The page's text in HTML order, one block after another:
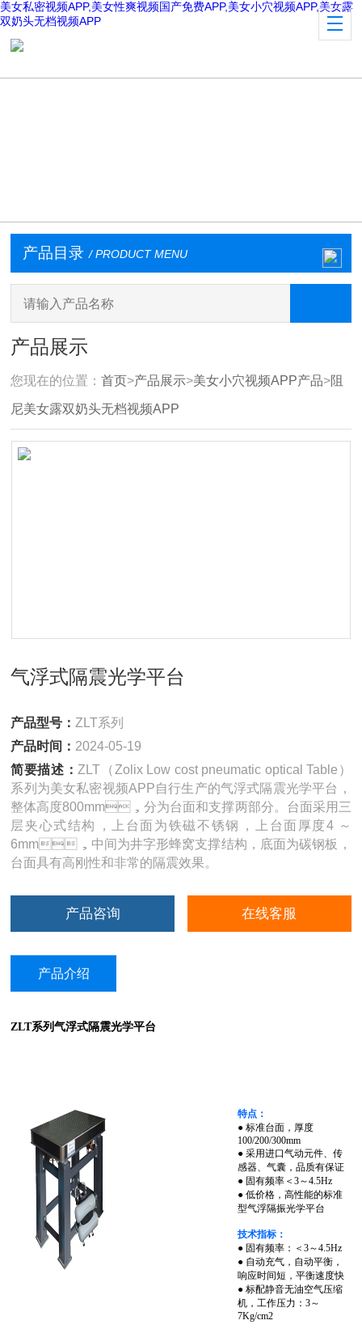
美女私密视频APP,美女性爽视频国产免费APP,美女小穴视频APP,美女露
双奶头无档视频APP
产品目录 / PRODUCT MENU
产品展示
您现在的位置：首页>产品展示>美女小穴视频APP产品>阻
尼美女露双奶头无档视频APP
气浮式隔震光学平台
产品型号： ZLT系列
产品时间： 2024-05-19
简要描述： ZLT（Zolix Low cost pneumatic optical Table）
系列为美女私密视频APP自行生产的气浮式隔震光学平台，
整体高度800mm，分为台面和支撑两部分。台面采用三
层夹心式结构，上台面为铁磁不锈钢，上台面厚度4 ～
6mm，中间为井字形蜂窝支撑结构，底面为碳钢板，
台面具有高刚性和非常的隔震效果。
产品咨询 在线客服
产品介绍
ZLT系列气浮式隔震光学平台
特点：
● 标准台面，厚度
100/200/300mm
● 采用进口气动元件、传
感器、气囊，品质有保证
● 固有频率＜3～4.5Hz
● 低价格，高性能的标准
型气浮隔振光学平台
技术指标：
● 固有频率：＜3～4.5Hz
● 自动充气，自动平衡，
响应时间短，平衡速度快
● 标配静音无油空气压缩
机，工作压力：3～
7Kg/cm2